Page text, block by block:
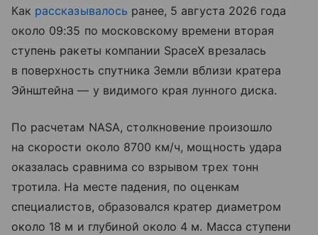
Как рассказывалось ранее, 5 августа 2026 года
около 09:35 по московскому времени вторая
ступень ракеты компании SpaceX врезалась
в поверхность спутника Земли вблизи кратера
Эйнштейна — у видимого края лунного диска.
По расчетам NASA, столкновение произошло
на скорости около 8700 км/ч, мощность удара
оказалась сравнима со взрывом трех тонн
тротила. На месте падения, по оценкам
специалистов, образовался кратер диаметром
около 18 м и глубиной около 4 м. Масса ступени